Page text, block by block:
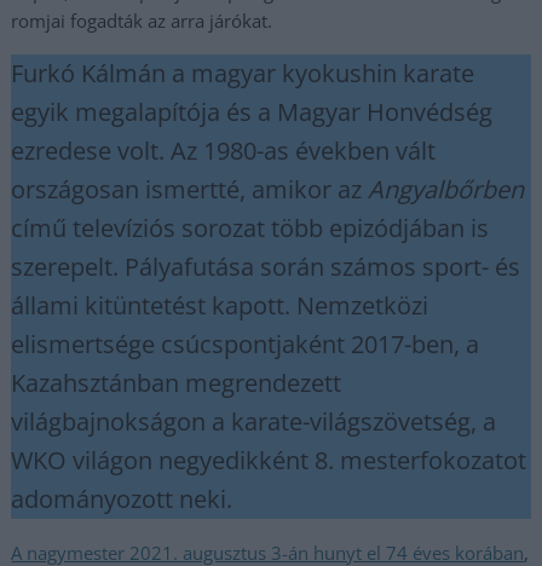
romjai fogadták az arra járókat.
Furkó Kálmán a magyar kyokushin karate
egyik megalapítója és a Magyar Honvédség
ezredese volt. Az 1980-as években vált
országosan ismertté, amikor azAngyalbőrben
című televíziós sorozat több epizódjában is
szerepelt. Pályafutása során számos sport- és
állami kitüntetést kapott. Nemzetközi
elismertsége csúcspontjaként 2017-ben, a
Kazahsztánban megrendezett
világbajnokságon a karate-világszövetség, a
WKO világon negyedikként 8. mesterfokozatot
adományozott neki.
A nagymester 2021. augusztus 3-án hunyt el 74 éves korában,